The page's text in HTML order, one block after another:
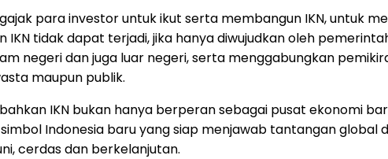
para investor untuk ikut serta membangun IKN, untuk
IKN tidak dapat terjadi, jika hanya diwujudkan oleh
negeri dan juga luar negeri, serta menggabungkan
maupun publik.
IKN bukan hanya berperan sebagai pusat ekonomi
Indonesia baru yang siap menjawab tantangan global
cerdas dan berkelanjutan.